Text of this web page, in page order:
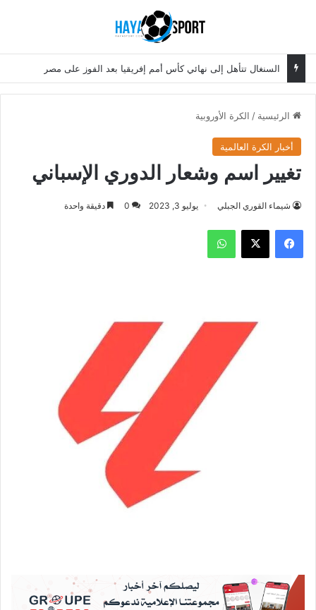
السنغال تتأهل إلى نهائي كأس أمم إفريقيا بعد الفوز على مصر
الرئيسية / الكرة الأوروبية
أخبار الكرة العالمية
تغيير اسم وشعار الدوري الإسباني
شيماء القوري الجبلي يوليو 3, 2023 0 دقيقة واحدة
فيسبوك ‫X واتساب